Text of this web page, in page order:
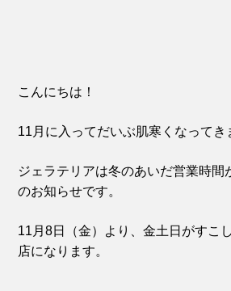
こんにちは！
11月に入ってだいぶ肌寒くなってき
ジェラテリアは冬のあいだ営業時間
のお知らせです。
11月8日（金）より、金土日がすこ
店になります。